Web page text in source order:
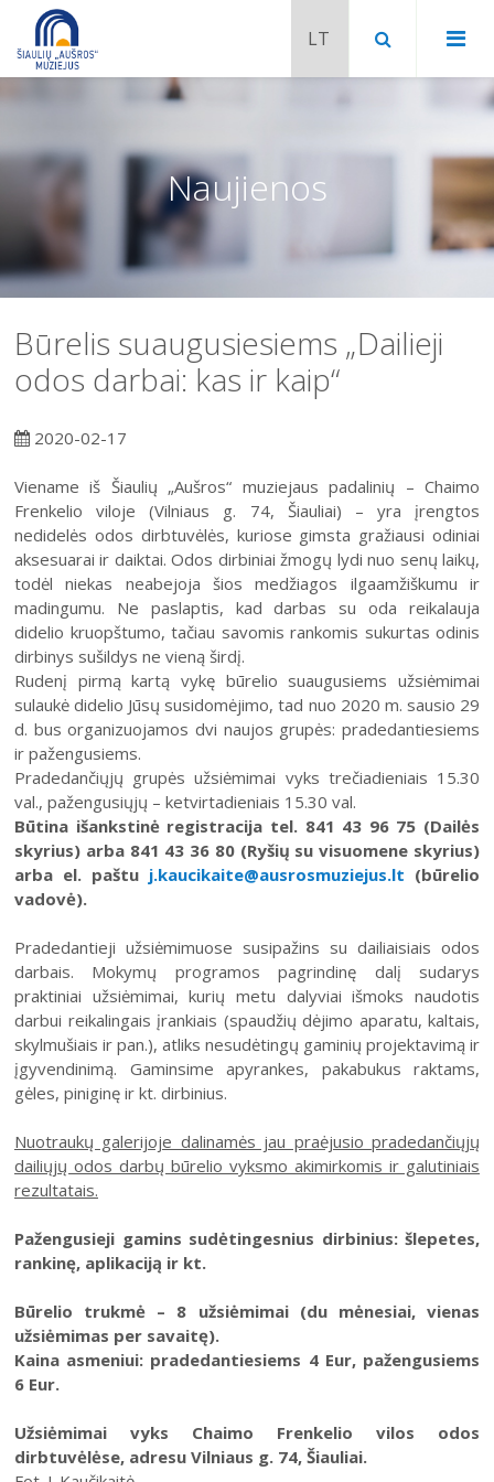
Šiaulių istorijos muziejus
Fotografijos muziejus
Dviračių muziejus
Radijo ir televizijos muziejus
Žaliūkių malūnininko sodyba-muziejus
Poeto Jovaro namas-muziejus
Šiaulių istorijos muziejaus ekspozicija
Fotografijos muziejaus ekspozicija
Venclauskių namų-muziejaus ekspozicija
Chaimo Frenkelio vilos-muziejaus
Žaliūkių malūnininko sodybos-muziejaus
Dviračių muziejaus ekspozicija
Radijo ir televizijos muziejaus ekspozicija
Šiuo metu veikiančios parodos
Kilnojamos parodos
Virtualiosios parodos
Parodų archyvas
Virtualios galerijos
Bilietų kainos
Padalinių darbo laikas
Kainoraštis
Mano ir mūsų istorija
Vaikams
Suaugusiesiems
Šiaulių m. sav. kultūros krepšelis
Kultūros pasas
Integruotos muziejinės pamokos
Rugpjūtis 2026
PR AN TR KE PE ŠE SE
1
2
3
4 5 6 7
9
10
11 12 13 14 15
16
24
25 26 27 28 29
30
31
2026 (XXIII festivalis)
2024 (XXI festivalis)
2022 (XIX festivalis)
2021 (XVIII festivalis)
2019 (XVI festivalis)
2018 (XV festivalis)
Naujienos
Būrelis suaugusiesiems „Dailieji
odos darbai: kas ir kaip“
2020-02-17
Viename iš Šiaulių „Aušros“ muziejaus padalinių – Chaimo
Frenkelio viloje (Vilniaus g. 74, Šiauliai) – yra įrengtos
nedidelės odos dirbtuvėlės, kuriose gimsta gražiausi odiniai
aksesuarai ir daiktai. Odos dirbiniai žmogų lydi nuo senų laikų,
todėl niekas neabejoja šios medžiagos ilgaamžiškumu ir
madingumu. Ne paslaptis, kad darbas su oda reikalauja
didelio kruopštumo, tačiau savomis rankomis sukurtas odinis
dirbinys sušildys ne vieną širdį.
Rudenį pirmą kartą vykę būrelio suaugusiems užsiėmimai
sulaukė didelio Jūsų susidomėjimo, tad nuo 2020 m. sausio 29
d. bus organizuojamos dvi naujos grupės: pradedantiesiems
ir pažengusiems.
Pradedančiųjų grupės užsiėmimai vyks trečiadieniais 15.30
val., pažengusiųjų – ketvirtadieniais 15.30 val.
Būtina išankstinė registracija tel. 841 43 96 75 (Dailės
skyrius) arba 841 43 36 80 (Ryšių su visuomene skyrius)
arba el. paštu j.kaucikaite@ausrosmuziejus.lt (būrelio
vadovė).
Pradedantieji užsiėmimuose susipažins su dailiaisiais odos
darbais. Mokymų programos pagrindinę dalį sudarys
praktiniai užsiėmimai, kurių metu dalyviai išmoks naudotis
darbui reikalingais įrankiais (spaudžių dėjimo aparatu, kaltais,
skylmušiais ir pan.), atliks nesudėtingų gaminių projektavimą ir
įgyvendinimą. Gaminsime apyrankes, pakabukus raktams,
gėles, piniginę ir kt. dirbinius.
Nuotraukų galerijoje dalinamės jau praėjusio pradedančiųjų
dailiųjų odos darbų būrelio vyksmo akimirkomis ir galutiniais
rezultatais.
Pažengusieji gamins sudėtingesnius dirbinius: šlepetes,
rankinę, aplikaciją ir kt.
Būrelio trukmė – 8 užsiėmimai (du mėnesiai, vienas
užsiėmimas per savaitę).
Kaina asmeniui: pradedantiesiems 4 Eur, pažengusiems
6 Eur.
Užsiėmimai vyks Chaimo Frenkelio vilos odos
dirbtuvėlėse, adresu Vilniaus g. 74, Šiauliai.